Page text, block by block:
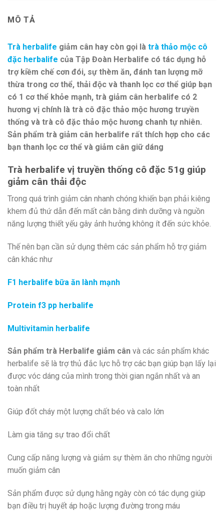
MÔ TẢ
Trà herbalife giảm cân hay còn gọi là trà thảo mộc cô
đặc herbalife của Tập Đoàn Herbalife có tác dụng hỗ
trợ kiềm chế cơn đói, sự thèm ăn, đánh tan lượng mỡ
thừa trong cơ thể, thải độc và thanh lọc cơ thể giúp bạn
có 1 cơ thể khỏe mạnh, trà giảm cân herbalife có 2
hương vị chính là trà cô đặc thảo mộc hương truyền
thống và trà cô đặc thảo mộc hương chanh tự nhiên.
Sản phẩm trà giảm cân herbalife rất thích hợp cho các
bạn thanh lọc cơ thể và giảm cân giữ dáng
Trà herbalife vị truyền thống cô đặc 51g giúp
giảm cân thải độc
Trong quá trình giảm cân nhanh chóng khiến bạn phải kiêng
khem đủ thứ dẫn đến mất cân bằng dinh dưỡng và nguồn
năng lượng thiết yếu gây ảnh hưởng không ít đến sức khỏe.
Thế nên bạn cần sử dụng thêm các sản phẩm hỗ trợ giảm
cân khác như
F1 herbalife bữa ăn lành mạnh
Protein f3 pp herbalife
Multivitamin herbalife
Sản phẩm trà Herbalife giảm cân và các sản phẩm khác
herbalife sẽ là trợ thủ đắc lực hỗ trợ các bạn giúp bạn lấy lại
được vóc dáng của mình trong thời gian ngắn nhất và an
toàn nhất
Giúp đốt cháy một lượng chất béo và calo lớn
Làm gia tăng sự trao đổi chất
Cung cấp năng lượng và giảm sự thèm ăn cho những người
muốn giảm cân
Sản phẩm được sử dụng hằng ngày còn có tác dụng giúp
bạn điều trị huyết áp hoặc lượng đường trong máu